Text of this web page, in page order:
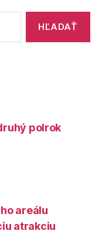
polrok
areálu
atrakciu